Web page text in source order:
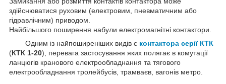
здійснюватися руховим (електровим, пневматичним або
гідравлічним) приводом.
Найбільшого поширення набули електромагнітні контактори.
Одним із найпоширеніших видів є контактора серії КТК
(КТК 1-20), перевага застосування яких полягає в комутації
ланцюгів кранового електрообладнання та тягового
електрообладнання тролейбусів, трамваєв, вагонів метро.